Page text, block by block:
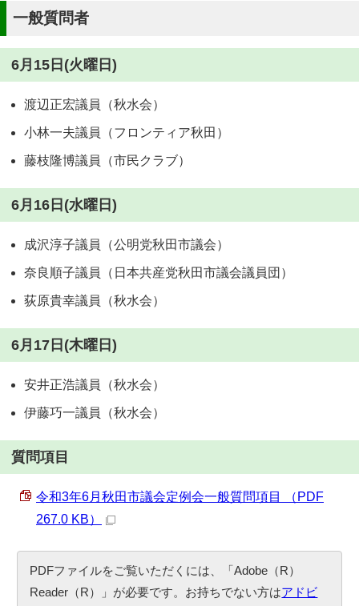
一般質問者
6月15日(火曜日)
渡辺正宏議員（秋水会）
小林一夫議員（フロンティア秋田）
藤枝隆博議員（市民クラブ）
6月16日(水曜日)
成沢淳子議員（公明党秋田市議会）
奈良順子議員（日本共産党秋田市議会議員団）
荻原貴幸議員（秋水会）
6月17日(木曜日)
安井正浩議員（秋水会）
伊藤巧一議員（秋水会）
質問項目
令和3年6月秋田市議会定例会一般質問項目 （PDF
267.0 KB）
PDFファイルをご覧いただくには、「Adobe（R）
Reader（R）」が必要です。お持ちでない方はアドビ